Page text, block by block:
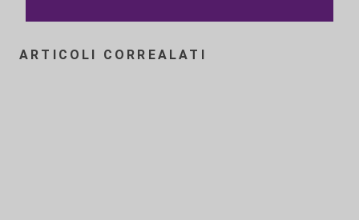
ARTICOLI CORREALATI